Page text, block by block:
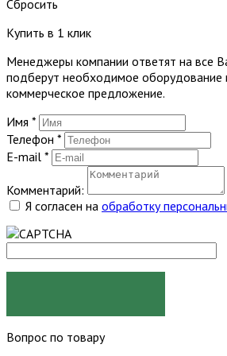
Сбросить
Купить в 1 клик
Менеджеры компании ответят на все
подберут необходимое оборудование
коммерческое предложение.
Имя *
Телефон *
E-mail *
Комментарий:
Я согласен на обработку
Вопрос по товару